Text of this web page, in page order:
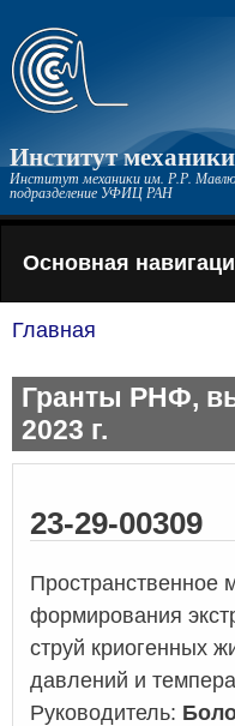
Перейти
основному
Институт
Институт механики им. Р.Р.
подразделение УФИЦ РАН
Основная
навигации
Главная
Гранты РНФ,
2023 г.
23-29-00309
Пространственное
формирования
струй криогенных
давлений и
Руководитель: